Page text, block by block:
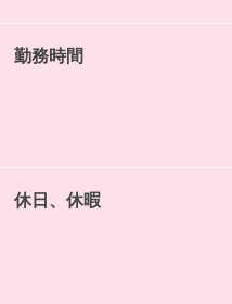
勤務時間
休日、休暇